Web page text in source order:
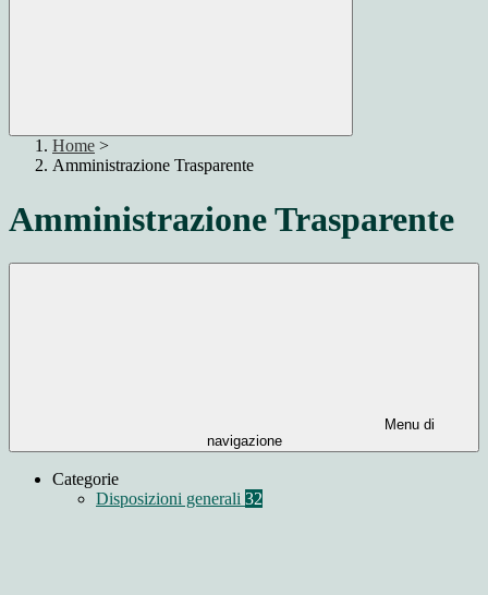
Home >
Amministrazione Trasparente
Amministrazione Trasparente
Menu di
navigazione
Categorie
Disposizioni generali 32